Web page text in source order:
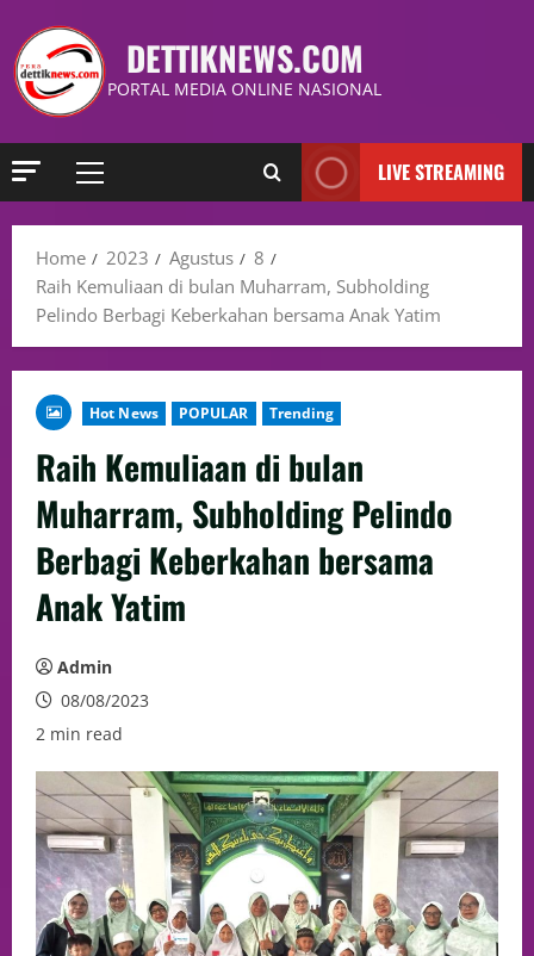
DETTIKNEWS.COM
PORTAL MEDIA ONLINE NASIONAL
LIVE STREAMING
Home 2023 Agustus
8
Raih Kemuliaan di bulan Muharram, Subholding
Pelindo Berbagi Keberkahan bersama Anak Yatim
Hot News POPULAR Trending
Raih Kemuliaan di bulan
Muharram, Subholding Pelindo
Berbagi Keberkahan bersama
Anak Yatim
Admin
08/08/2023
2 min read